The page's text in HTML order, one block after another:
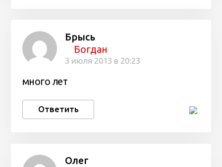
Брысь
Богдан
3 июля 2013 в 20:23
много лет
Ответить
Олег